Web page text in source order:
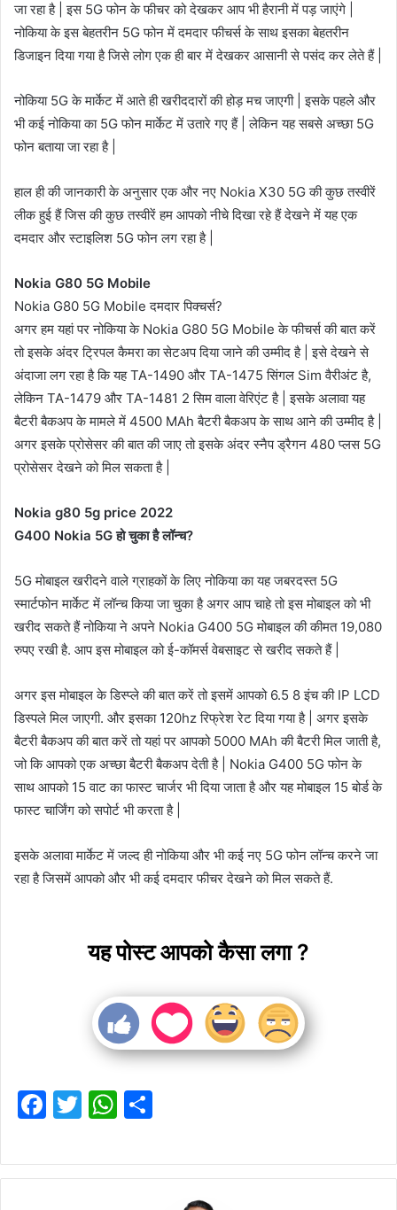
जा रहा है | इस 5G फोन के फीचर को देखकर आप भी हैरानी में पड़ जाएंगे |
नोकिया के इस बेहतरीन 5G फोन में दमदार फीचर्स के साथ इसका बेहतरीन
डिजाइन दिया गया है जिसे लोग एक ही बार में देखकर आसानी से पसंद कर लेते हैं |
नोकिया 5G के मार्केट में आते ही खरीददारों की होड़ मच जाएगी | इसके पहले और
भी कई नोकिया का 5G फोन मार्केट में उतारे गए हैं | लेकिन यह सबसे अच्छा 5G
फोन बताया जा रहा है |
हाल ही की जानकारी के अनुसार एक और नए Nokia X30 5G की कुछ तस्वीरें
लीक हुई हैं जिस की कुछ तस्वीरें हम आपको नीचे दिखा रहे हैं देखने में यह एक
दमदार और स्टाइलिश 5G फोन लग रहा है |
Nokia G80 5G Mobile
Nokia G80 5G Mobile दमदार पिक्चर्स?
अगर हम यहां पर नोकिया के Nokia G80 5G Mobile के फीचर्स की बात करें
तो इसके अंदर ट्रिपल कैमरा का सेटअप दिया जाने की उम्मीद है | इसे देखने से
अंदाजा लग रहा है कि यह TA-1490 और TA-1475 सिंगल Sim वैरीअंट है,
लेकिन TA-1479 और TA-1481 2 सिम वाला वेरिएंट है | इसके अलावा यह
बैटरी बैकअप के मामले में 4500 MAh बैटरी बैकअप के साथ आने की उम्मीद है |
अगर इसके प्रोसेसर की बात की जाए तो इसके अंदर स्नैप ड्रैगन 480 प्लस 5G
प्रोसेसर देखने को मिल सकता है |
Nokia g80 5g price 2022
G400 Nokia 5G हो चुका है लॉन्च?
5G मोबाइल खरीदने वाले ग्राहकों के लिए नोकिया का यह जबरदस्त 5G
स्मार्टफोन मार्केट में लॉन्च किया जा चुका है अगर आप चाहे तो इस मोबाइल को भी
खरीद सकते हैं नोकिया ने अपने Nokia G400 5G मोबाइल की कीमत 19,080
रुपए रखी है. आप इस मोबाइल को ई-कॉमर्स वेबसाइट से खरीद सकते हैं |
अगर इस मोबाइल के डिस्प्ले की बात करें तो इसमें आपको 6.5 8 इंच की IP LCD
डिस्पले मिल जाएगी. और इसका 120hz रिफ्रेश रेट दिया गया है | अगर इसके
बैटरी बैकअप की बात करें तो यहां पर आपको 5000 MAh की बैटरी मिल जाती है,
जो कि आपको एक अच्छा बैटरी बैकअप देती है | Nokia G400 5G फोन के
साथ आपको 15 वाट का फास्ट चार्जर भी दिया जाता है और यह मोबाइल 15 बोर्ड के
फास्ट चार्जिंग को सपोर्ट भी करता है |
इसके अलावा मार्केट में जल्द ही नोकिया और भी कई नए 5G फोन लॉन्च करने जा
रहा है जिसमें आपको और भी कई दमदार फीचर देखने को मिल सकते हैं.
यह पोस्ट आपको कैसा लगा ?
F
c
e
T
itt
er
W
at
s
ar
e